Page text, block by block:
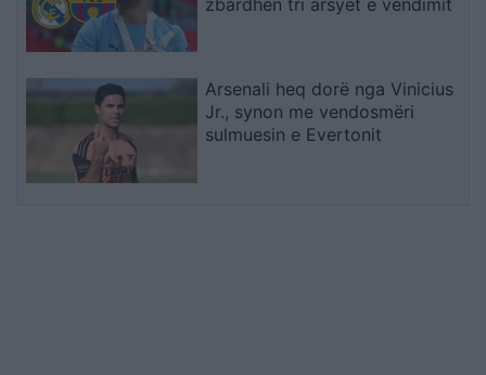
Arsenali heq dorë nga Vinicius
Jr., synon me vendosmëri
sulmuesin e Evertonit